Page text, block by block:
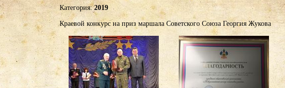
Категория:2019
Краевой конкурс на приз маршала Советского Союза Георгия Жукова